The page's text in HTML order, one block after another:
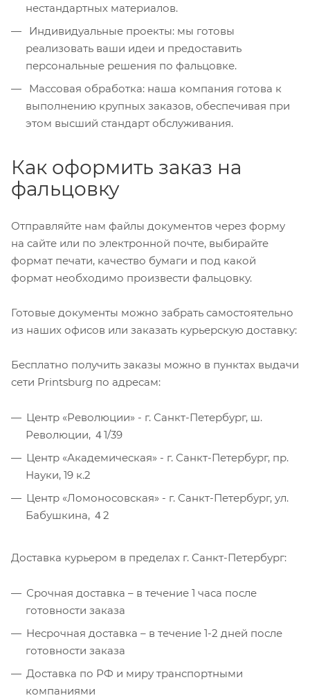
нестандартных материалов.
Индивидуальные проекты: мы готовы
реализовать ваши идеи и предоставить
персональные решения по фальцовке.
Массовая обработка: наша компания готова к
выполнению крупных заказов, обеспечивая при
этом высший стандарт обслуживания.
Как оформить заказ на
фальцовку
Отправляйте нам файлы документов через форму
на сайте или по электронной почте, выбирайте
формат печати, качество бумаги и под какой
формат необходимо произвести фальцовку.
Готовые документы можно забрать самостоятельно
из наших офисов или заказать курьерскую доставку:
Бесплатно получить заказы можно в пунктах выдачи
сети Printsburg по адресам:
Центр «Революции» - г. Санкт-Петербург, ш.
Революции, ４1/39
Центр «Академическая» - г. Санкт-Петербург, пр.
Науки, 19 к.2
Центр «Ломоносовская» - г. Санкт-Петербург, ул.
Бабушкина, ４2
Доставка курьером в пределах г. Санкт-Петербург:
Срочная доставка – в течение 1 часа после
готовности заказа
Несрочная доставка – в течение 1-2 дней после
готовности заказа
Доставка по РФ и миру транспортными
компаниями